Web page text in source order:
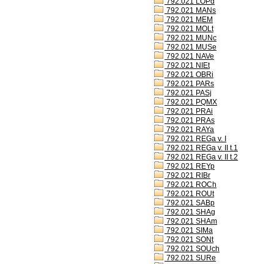
792.021 MANs
792.021 MEM
792.021 MOLt
792.021 MUNc
792.021 MUSe
792.021 NAVe
792.021 NIEt
792.021 OBRi
792.021 PARs
792.021 PASj
792.021 PQMX
792.021 PRAi
792.021 PRAs
792.021 RAYa
792.021 REGa v. I
792.021 REGa v. II t.1
792.021 REGa v. II t.2
792.021 REYp
792.021 RIBr
792.021 ROCh
792.021 ROUt
792.021 SABp
792.021 SHAg
792.021 SHAm
792.021 SIMa
792.021 SONt
792.021 SOUch
792.021 SURe